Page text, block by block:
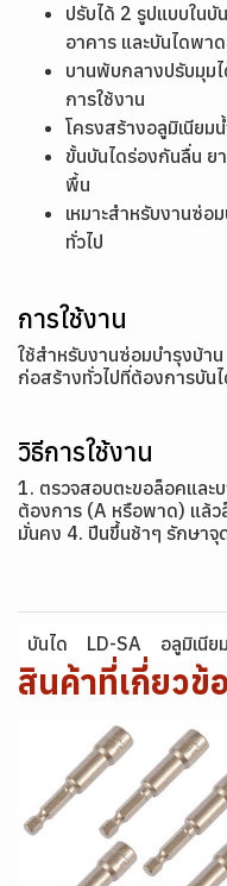
ปรับได้ 2 รูปแบบในบั
อาคาร และบันไดพา
บานพับกลางปรับมุม
การใช้งาน
โครงสร้างอลูมิเนียม
ขั้นบันไดร่องกันลื่น
พื้น
เหมาะสำหรับงานซ่อ
ทั่วไป
การใช้งาน
ใช้สำหรับงานซ่อมบำรุงบ้า
ก่อสร้างทั่วไปที่ต้องการบัน
วิธีการใช้งาน
1. ตรวจสอบตะขอล็อคและ
ต้องการ (A หรือพาด) แล้
มั่นคง 4. ปีนขึ้นช้าๆ รักษา
บันได LD-SA อลูมิเนียม
สินค้าที่เกี่ยวข้